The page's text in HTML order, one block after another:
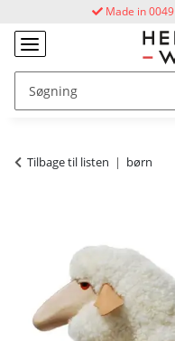
Made in 0049
Tilbage til listen børn